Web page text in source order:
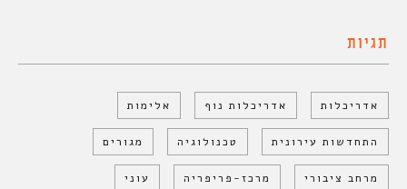
תגיות
אדריכלות אדריכלות נוף אלימות
התחדשות עירונית טכנולוגיה מגורים
מרחב ציבורי מרכז-פריפריה עוני